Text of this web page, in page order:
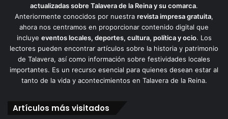
actualizadas sobre Talavera de la Reina y su comarca.
Anteriormente conocidos por nuestra revista impresa gratuita,
ahora nos centramos en proporcionar contenido digital que
incluye eventos locales, deportes, cultura, política y ocio. Los
lectores pueden encontrar artículos sobre la historia y patrimonio
de Talavera, así como información sobre festividades locales
importantes. Es un recurso esencial para quienes desean estar al
tanto de la vida y acontecimientos en Talavera de la Reina.
Artículos más visitados